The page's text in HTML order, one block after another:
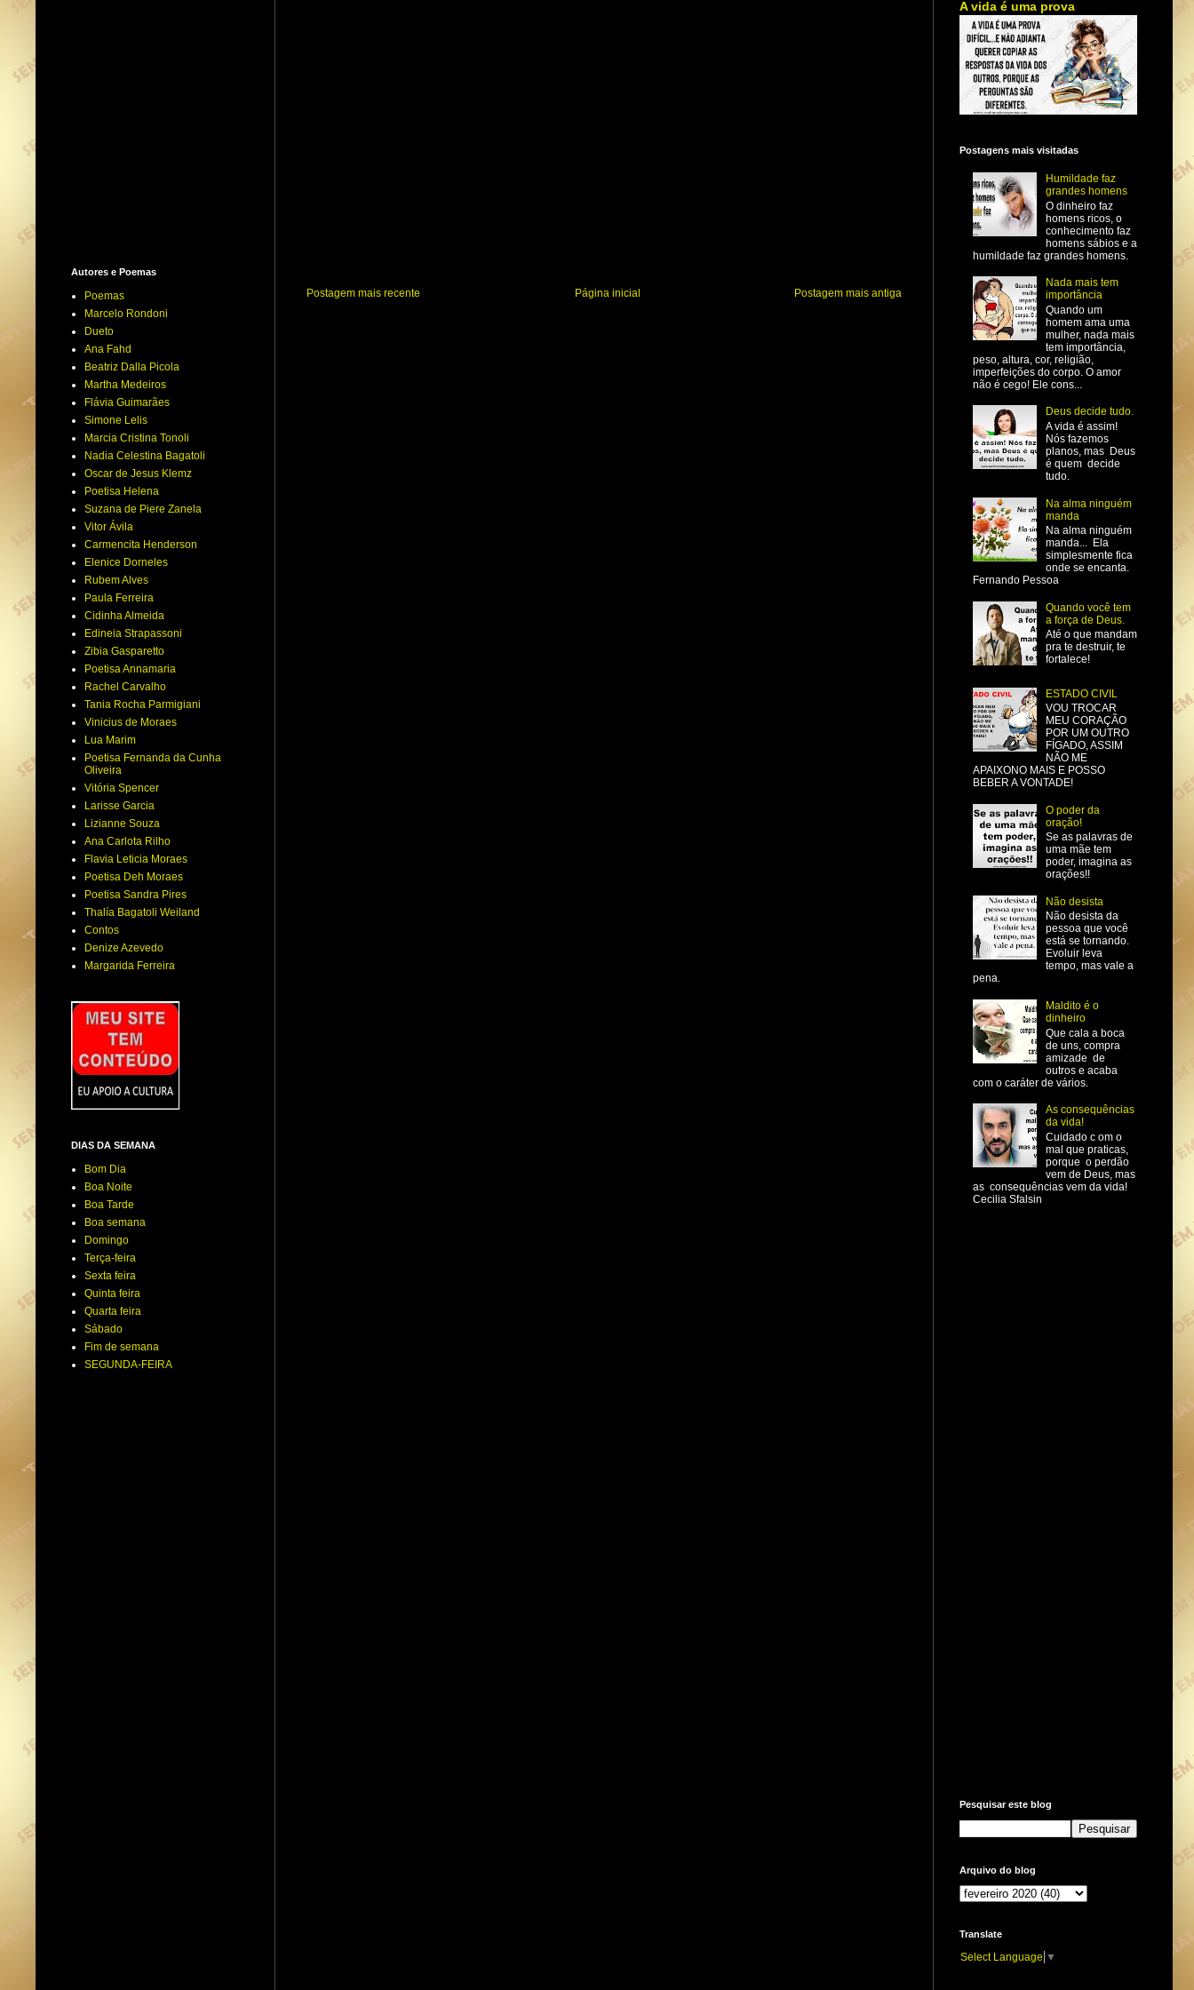
Postagem mais recente Postagem mais antiga
Página inicial
Autores e Poemas
Poemas
Marcelo Rondoni
Dueto
Ana Fahd
Beatriz Dalla Picola
Martha Medeiros
Flávia Guimarães
Simone Lelis
Marcia Cristina Tonoli
Nadia Celestina Bagatoli
Oscar de Jesus Klemz
Poetisa Helena
Suzana de Piere Zanela
Vitor Ávila
Carmencita Henderson
Elenice Dorneles
Rubem Alves
Paula Ferreira
Cidinha Almeida
Edineia Strapassoni
Zibia Gasparetto
Poetisa Annamaria
Rachel Carvalho
Tania Rocha Parmigiani
Vinicius de Moraes
Lua Marim
Poetisa Fernanda da Cunha
Oliveira
Vitória Spencer
Larisse Garcia
Lizianne Souza
Ana Carlota Rilho
Flavia Leticia Moraes
Poetisa Deh Moraes
Poetisa Sandra Pires
Thalía Bagatoli Weiland
Contos
Denize Azevedo
Margarida Ferreira
DIAS DA SEMANA
Bom Dia
Boa Noite
Boa Tarde
Boa semana
Domingo
Terça-feira
Sexta feira
Quinta feira
Quarta feira
Sábado
Fim de semana
SEGUNDA-FEIRA
A vida é uma prova
Postagens mais visitadas
Humildade faz
grandes homens
O dinheiro faz
homens ricos, o
conhecimento faz
homens sábios e a
humildade faz grandes homens.
Nada mais tem
importância
Quando um
homem ama uma
mulher, nada mais
tem importância,
peso, altura, cor, religião,
imperfeições do corpo. O amor
não é cego! Ele cons...
Deus decide tudo.
A vida é assim!
Nós fazemos
planos, mas Deus
é quem decide
tudo.
Na alma ninguém
manda
Na alma ninguém
manda... Ela
simplesmente fica
onde se encanta.
Fernando Pessoa
Quando você tem
a força de Deus.
Até o que mandam
pra te destruir, te
fortalece!
ESTADO CIVIL
VOU TROCAR
MEU CORAÇÃO
POR UM OUTRO
FÍGADO, ASSIM
NÃO ME
APAIXONO MAIS E POSSO
BEBER A VONTADE!
O poder da
oração!
Se as palavras de
uma mãe tem
poder, imagina as
orações!!
Não desista
Não desista da
pessoa que você
está se tornando.
Evoluir leva
tempo, mas vale a
pena.
Maldito é o
dinheiro
Que cala a boca
de uns, compra
amizade de
outros e acaba
com o caráter de vários.
As consequências
da vida!
Cuidado c om o
mal que praticas,
porque o perdão
vem de Deus, mas
as consequências vem da vida!
Cecilia Sfalsin
Pesquisar este blog
Arquivo do blog
Translate
Select Language ▼